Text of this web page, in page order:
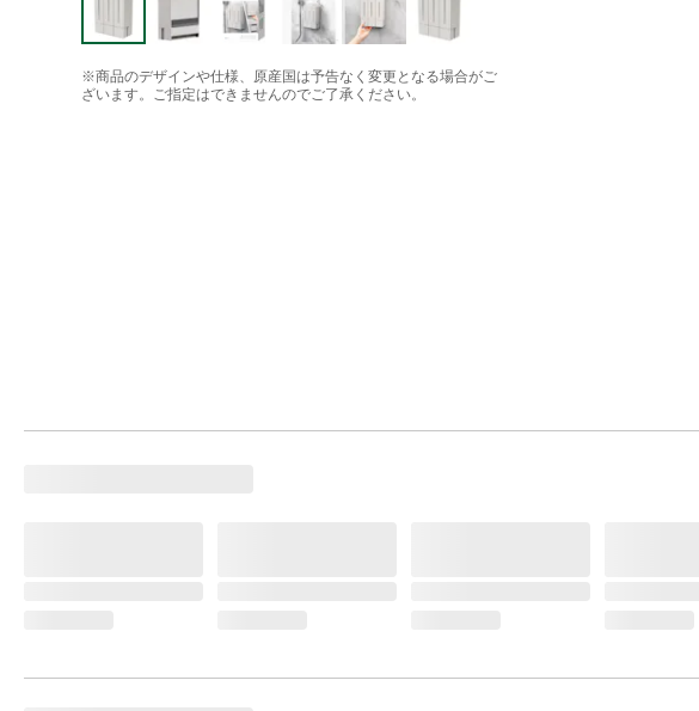
※商品のデザインや仕様、原産国は予告なく変更となる場合がご
ざいます。ご指定はできませんのでご了承ください。